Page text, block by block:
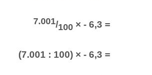
7.001/100× - 6,3 =
(7.001 : 100) × - 6,3 =